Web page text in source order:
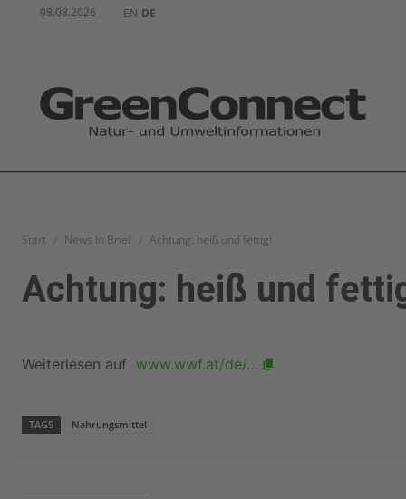
08.08.2026 EN DE
Start News In Brief Achtung: heiß und fettig!
Achtung: heiß und
Weiterlesen auf www.wwf.at/de/…
TAGS Nahrungsmittel